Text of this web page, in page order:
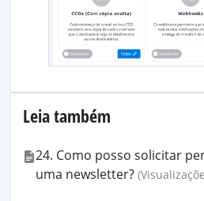
Leia também
24. Como posso solicitar
uma newsletter?